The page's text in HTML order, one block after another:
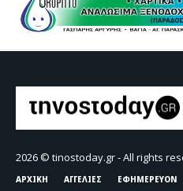
2026 © tinostoday.gr - All rights
ΑΡΧΙΚΗ ΑΓΓΕΛΙΕΣ ΕΦΗΜΕΡΕΥΟΝ